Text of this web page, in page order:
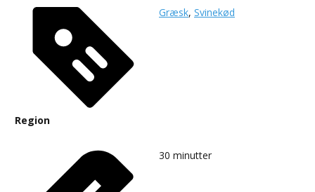
Region
Græsk, Svinekød
30 minutter